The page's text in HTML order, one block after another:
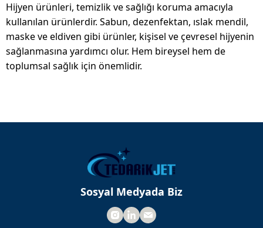
Hijyen ürünleri, temizlik ve sağlığı koruma amacıyla
kullanılan ürünlerdir. Sabun, dezenfektan, ıslak mendil,
maske ve eldiven gibi ürünler, kişisel ve çevresel hijyenin
sağlanmasına yardımcı olur. Hem bireysel hem de
toplumsal sağlık için önemlidir.
Sosyal Medyada Biz